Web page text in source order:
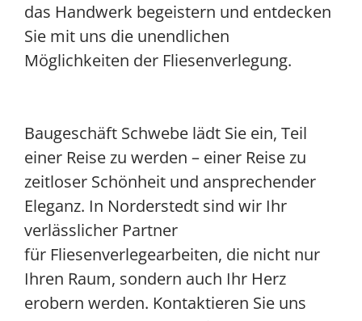
das Handwerk begeistern und entdecken
Sie mit uns die unendlichen
Möglichkeiten der Fliesenverlegung.
Baugeschäft Schwebe lädt Sie ein, Teil
einer Reise zu werden – einer Reise zu
zeitloser Schönheit und ansprechender
Eleganz. In Norderstedt sind wir Ihr
verlässlicher Partner
für Fliesenverlegearbeiten, die nicht nur
Ihren Raum, sondern auch Ihr Herz
erobern werden. Kontaktieren Sie uns